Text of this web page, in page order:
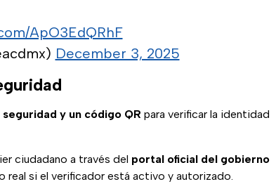
ApO3EdQRhF
December 3, 2025
y un código QR para verificar la identidad
ciudadano a través del portal oficial del gobierno
real si el verificador está activo y autorizado.